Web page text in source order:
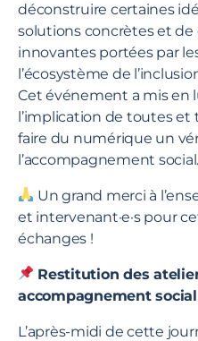
déconstruire certaines
solutions concrètes et
innovantes portées par
l’écosystème de
Cet événement a mis en
l’implication de toutes et
faire du numérique un
l’accompagnement social.
Un grand merci à
et intervenant·e·s pour
échanges !
Restitution des
accompagnement social
L’après-midi de cette